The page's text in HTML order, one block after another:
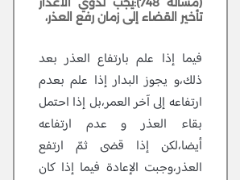
تأخير القضاء إلى زمان رفع العذر،
فيما إذا علم بارتفاع العذر بعد
ذلك،و يجوز البدار إذا علم بعدم
ارتفاعه إلى آخر العمر،بل إذا احتمل
بقاء العذر و عدم ارتفاعه
أيضا،لكن إذا قضى ثمّ ارتفع
العذر،وجبت الإعادة فيما إذا كان